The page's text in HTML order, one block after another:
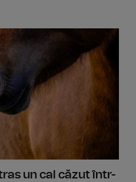
un cal căzut într-